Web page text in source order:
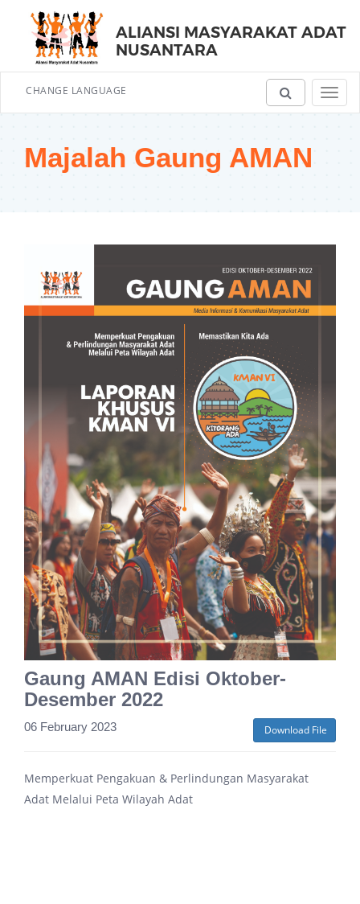
ALIANSI MASYARAKAT ADAT
NUSANTARA
CHANGE LANGUAGE
Majalah Gaung AMAN
Gaung AMAN Edisi Oktober-
Desember 2022
Download File
06 February 2023
Memperkuat Pengakuan & Perlindungan Masyarakat
Adat Melalui Peta Wilayah Adat